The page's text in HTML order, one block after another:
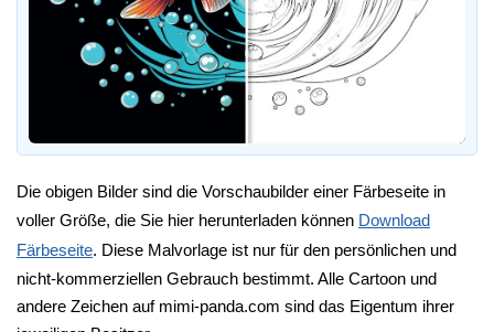
Die obigen Bilder sind die Vorschaubilder einer Färbeseite in
voller Größe, die Sie hier herunterladen können Download
Färbeseite. Diese Malvorlage ist nur für den persönlichen und
nicht-kommerziellen Gebrauch bestimmt. Alle Cartoon und
andere Zeichen auf mimi-panda.com sind das Eigentum ihrer